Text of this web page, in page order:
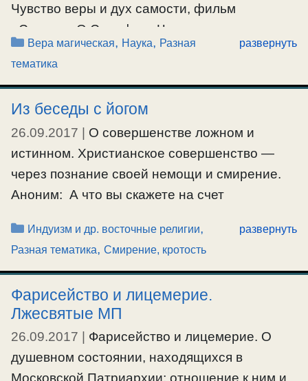
Чувство веры и дух самости, фильм
«Секрет». О.Серафим: Что такое правая
вера? – Это чувство веры, естественное
человеку, свободное от примеси
первородного греха, – от духа самости. В
зависимости от нужды – это чувство может
облекаться в умовые, рассудочные …
Ещё…
#вера,#магия,#материализация
Рубрики
Вера магическая, Наука, Разная
тематика
развернуть
Из беседы с йогом
26.09.2017 | О совершенстве ложном и
истинном. Христианское совершенство —
через познание своей немощи и смирение.
Аноним: А что вы скажете на счет
йогов? О.Серафим: Языческие басни
Платона, которые проповедует и
реинкарнация, были отвергнуты и
анафематствованны Церковью на Пятом
Вселенском соборе. Об этом можно почитать
здесь. В основание йоговского совершенства
лежит не познание …
Рубрики
Индуизм и др. восточные религии,
Разная тематика, Смирение, кротость
развернуть
Фарисейство и лицемерие.
Лжесвятые МП
26.09.2017
Фарисейство и лицемерие. О
душевном состоянии, находящихся в
Московской Патриархии; отношение к ним и